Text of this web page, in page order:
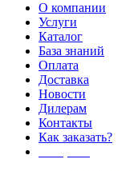
О компании
Услуги
Каталог
База знаний
Оплата
Доставка
Новости
Дилерам
Контакты
Как заказать?